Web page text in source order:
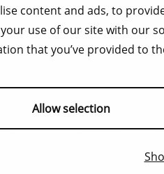
content and ads, to
use of our site with our
that you’ve provided to
Allow selection